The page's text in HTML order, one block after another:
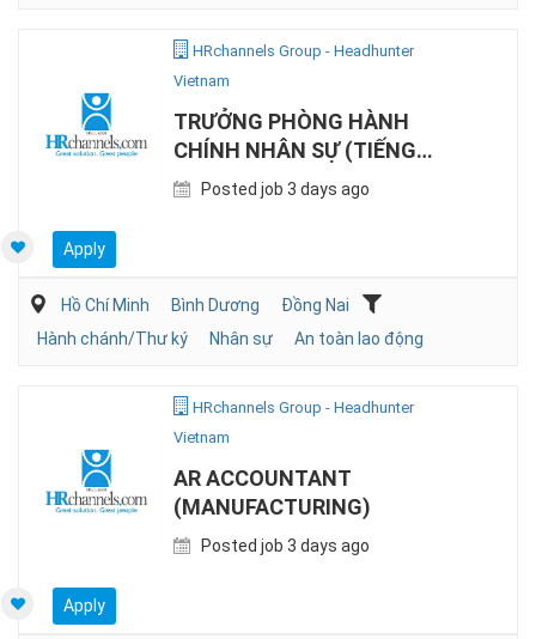
HRchannels Group - Headhunter
Vietnam
TRƯỞNG PHÒNG HÀNH
CHÍNH NHÂN SỰ (TIẾNG
NHẬT, SẢN XUẤT)
Posted job 3 days ago
Apply
Hồ Chí Minh Bình Dương
Đồng Nai
Hành chánh/Thư ký
Nhân sự An toàn lao động
HRchannels Group - Headhunter
Vietnam
AR ACCOUNTANT
(MANUFACTURING)
Posted job 3 days ago
Apply